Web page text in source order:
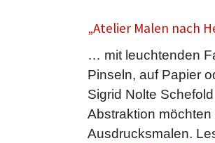
„Atelier Malen nach
… mit leuchtenden
Pinseln, auf Papier
Sigrid Nolte
Abstraktion
Ausdrucksmalen.